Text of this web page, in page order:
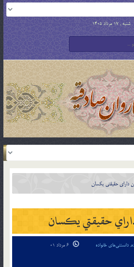
شنبه , 17 مرداد 1405
داراي حقيقتي يکسان
حقيقتي يکسان
, دانستنی‌های خانواده